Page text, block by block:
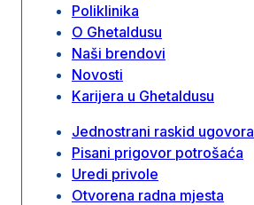
Poliklinika
O Ghetaldusu
Naši brendovi
Novosti
Karijera u Ghetaldusu
Jednostrani raskid ugovora
Pisani prigovor potrošaća
Uredi privole
Otvorena radna mjesta